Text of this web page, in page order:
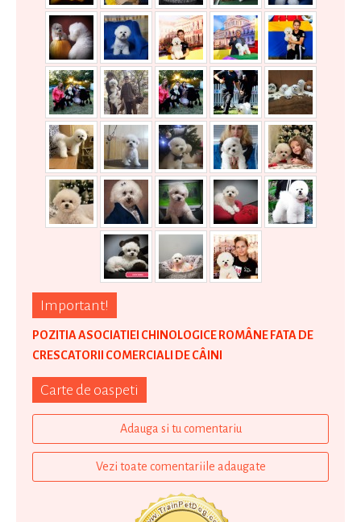
Important!
POZITIA ASOCIATIEI CHINOLOGICE ROMÂNE FATA DE
CRESCATORII COMERCIALI DE CÂINI
Carte de oaspeti
Adauga si tu comentariu
Vezi toate comentariile adaugate